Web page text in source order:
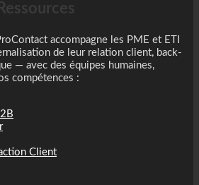
accompagne les PME et ETI
de leur relation client, back-
— avec des équipes humaines,
compétences :
Client